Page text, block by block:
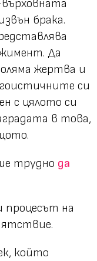
брака.
Да
жертва и
си
с цялото си
в това,
трудно да
на
който